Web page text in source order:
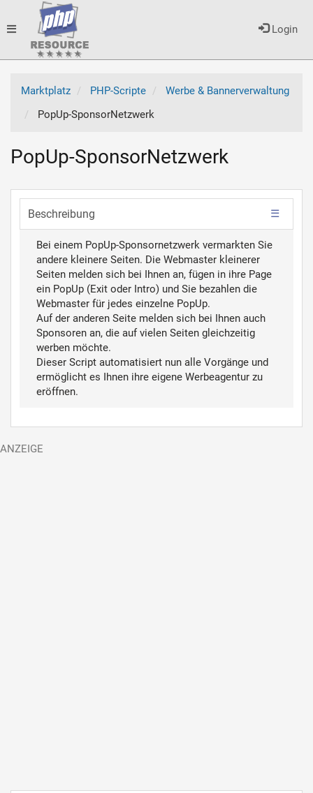
Login
Toggle
navigation
Marktplatz PHP-Scripte
Werbe & Bannerverwaltung
PopUp-SponsorNetzwerk
PopUp-SponsorNetzwerk
Beschreibung
Bei einem PopUp-Sponsornetzwerk vermarkten Sie
andere kleinere Seiten. Die Webmaster kleinerer
Seiten melden sich bei Ihnen an, fügen in ihre Page
ein PopUp (Exit oder Intro) und Sie bezahlen die
Webmaster für jedes einzelne PopUp.
Auf der anderen Seite melden sich bei Ihnen auch
Sponsoren an, die auf vielen Seiten gleichzeitig
werben möchte.
Dieser Script automatisiert nun alle Vorgänge und
ermöglicht es Ihnen ihre eigene Werbeagentur zu
eröffnen.